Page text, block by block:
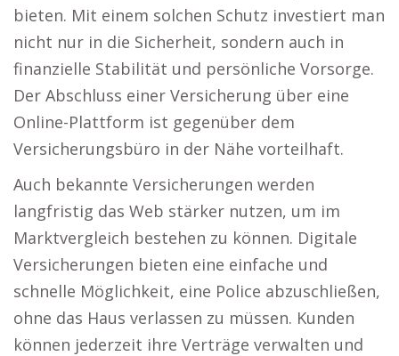
bieten. Mit einem solchen Schutz investiert man
nicht nur in die Sicherheit, sondern auch in
finanzielle Stabilität und persönliche Vorsorge.
Der Abschluss einer Versicherung über eine
Online-Plattform ist gegenüber dem
Versicherungsbüro in der Nähe vorteilhaft.
Auch bekannte Versicherungen werden
langfristig das Web stärker nutzen, um im
Marktvergleich bestehen zu können. Digitale
Versicherungen bieten eine einfache und
schnelle Möglichkeit, eine Police abzuschließen,
ohne das Haus verlassen zu müssen. Kunden
können jederzeit ihre Verträge verwalten und